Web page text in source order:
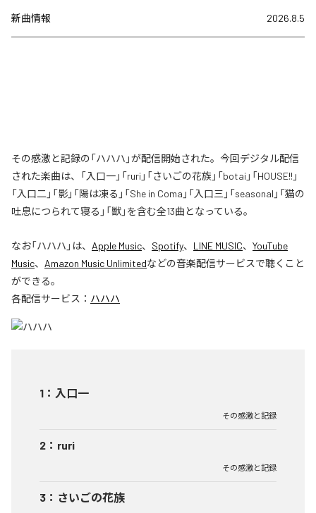
新曲情報 2026.8.5
その感激と記録の「ハハハ」が配信開始された。今回デジタル配信
された楽曲は、「入口一」「ruri」「さいごの花族」「botai」「HOUSE!!」
「入口二」「影」「陽は凍る」「She in Coma」「入口三」「seasonal」「猫の
吐息につられて寝る」「獣」を含む全13曲となっている。
なお「ハハハ 」は、 Apple Music、 Spotify、 LINE MUSIC、 YouTube
Music、 Amazon Music Unlimitedなどの音楽配信サービスで聴くこと
ができる。
各配信サービス： ハハハ
1 ： 入口一
その感激と記録
2 ： ruri
その感激と記録
3 ： さいごの花族